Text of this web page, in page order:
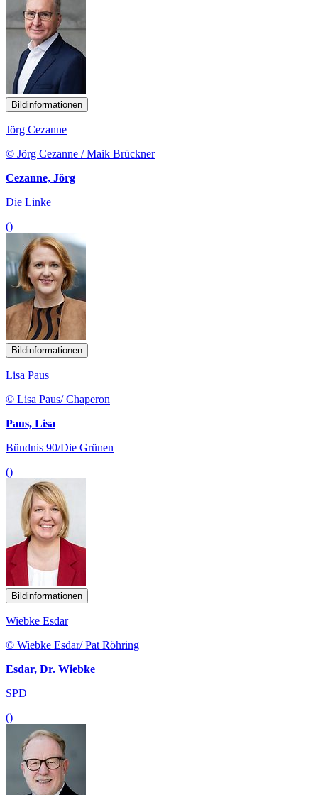
Bildinformationen
Jörg Cezanne
© Jörg Cezanne / Maik Brückner
Cezanne, Jörg
Die Linke
()
Bildinformationen
Lisa Paus
© Lisa Paus/ Chaperon
Paus, Lisa
Bündnis 90/Die Grünen
()
Bildinformationen
Wiebke Esdar
© Wiebke Esdar/ Pat Röhring
Esdar, Dr. Wiebke
SPD
()